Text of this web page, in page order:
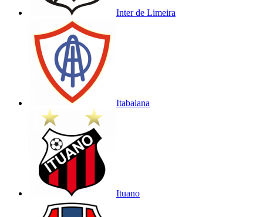
Inter de Limeira
Itabaiana
Ituano